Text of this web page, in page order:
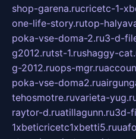
shop-garena.rucricetc-1-
one-life-story.rutop-
poka-vse-doma-2.ru3-d-
g2012.rutst-1.rushaggy-
g-2012.ruops-mgr.ru
poka-vse-doma2.ru
tehosmotre.ruvarieta-
raytor-d.ruatillagunn.ru3d-
1xbeticricetc1xbetti5.ru